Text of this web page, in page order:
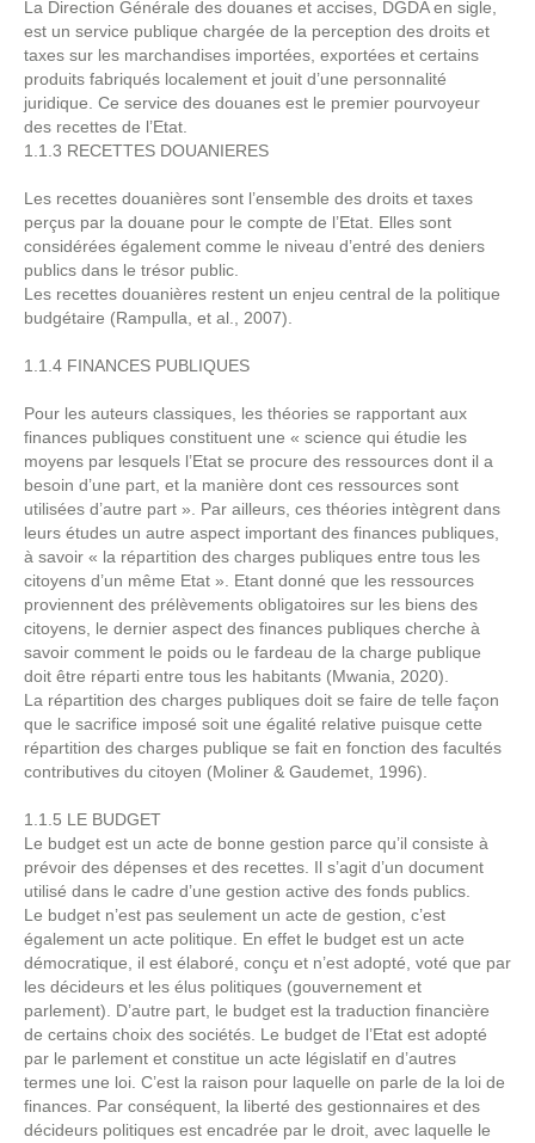
La Direction Générale des douanes et accises, DGDA en sigle,
est un service publique chargée de la perception des droits et
taxes sur les marchandises importées, exportées et certains
produits fabriqués localement et jouit d’une personnalité
juridique. Ce service des douanes est le premier pourvoyeur
des recettes de l’Etat.
1.1.3 RECETTES DOUANIERES
Les recettes douanières sont l’ensemble des droits et taxes
perçus par la douane pour le compte de l’Etat. Elles sont
considérées également comme le niveau d’entré des deniers
publics dans le trésor public.
Les recettes douanières restent un enjeu central de la politique
budgétaire (Rampulla, et al., 2007).
1.1.4 FINANCES PUBLIQUES
Pour les auteurs classiques, les théories se rapportant aux
finances publiques constituent une « science qui étudie les
moyens par lesquels l’Etat se procure des ressources dont il a
besoin d’une part, et la manière dont ces ressources sont
utilisées d’autre part ». Par ailleurs, ces théories intègrent dans
leurs études un autre aspect important des finances publiques,
à savoir « la répartition des charges publiques entre tous les
citoyens d’un même Etat ». Etant donné que les ressources
proviennent des prélèvements obligatoires sur les biens des
citoyens, le dernier aspect des finances publiques cherche à
savoir comment le poids ou le fardeau de la charge publique
doit être réparti entre tous les habitants (Mwania, 2020).
La répartition des charges publiques doit se faire de telle façon
que le sacrifice imposé soit une égalité relative puisque cette
répartition des charges publique se fait en fonction des facultés
contributives du citoyen (Moliner & Gaudemet, 1996).
1.1.5 LE BUDGET
Le budget est un acte de bonne gestion parce qu’il consiste à
prévoir des dépenses et des recettes. Il s’agit d’un document
utilisé dans le cadre d’une gestion active des fonds publics.
Le budget n’est pas seulement un acte de gestion, c’est
également un acte politique. En effet le budget est un acte
démocratique, il est élaboré, conçu et n’est adopté, voté que par
les décideurs et les élus politiques (gouvernement et
parlement). D’autre part, le budget est la traduction financière
de certains choix des sociétés. Le budget de l’Etat est adopté
par le parlement et constitue un acte législatif en d’autres
termes une loi. C’est la raison pour laquelle on parle de la loi de
finances. Par conséquent, la liberté des gestionnaires et des
décideurs politiques est encadrée par le droit, avec laquelle le